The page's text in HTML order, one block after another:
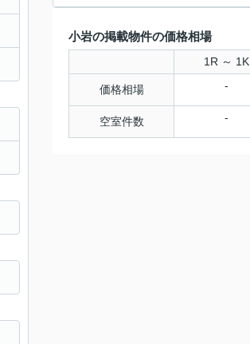
小岩の掲載物件の価格相場
1R ～ 1K
価格相場 -
空室件数 -